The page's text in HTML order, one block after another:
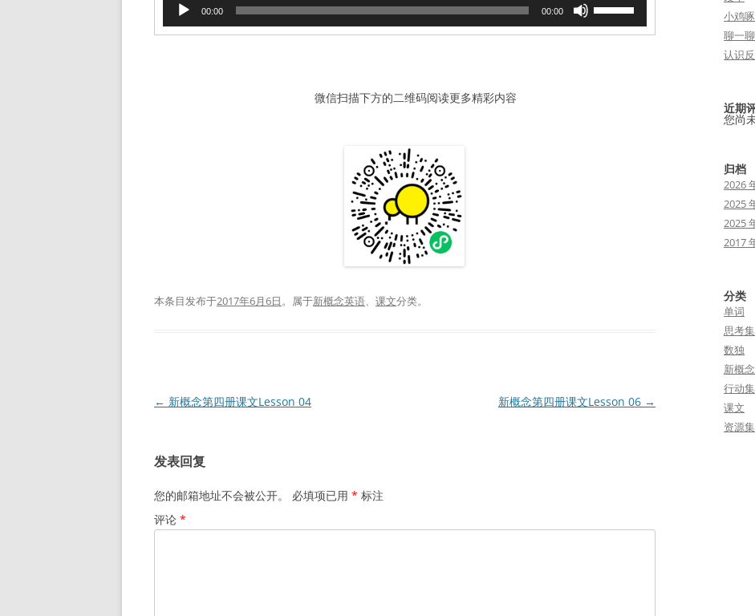
播
00:00 00:00
上
微信扫描下方的二维码阅读更多精彩内容
本条目发布于2017年6月6日。属于新概念英语、 课文分类。
文
航
← 新概念第四册课文Lesson 04 新概念第四册课文Lesson 06 →
发表回复
您的邮箱地址不会被公开。 必填项已用 * 标注
评论 *
小鸡
聊一
认识
近期
您尚
归档
2026
2025
2025
2017
分类
单词
思考集
数独
新概
行动集
课文
资源集